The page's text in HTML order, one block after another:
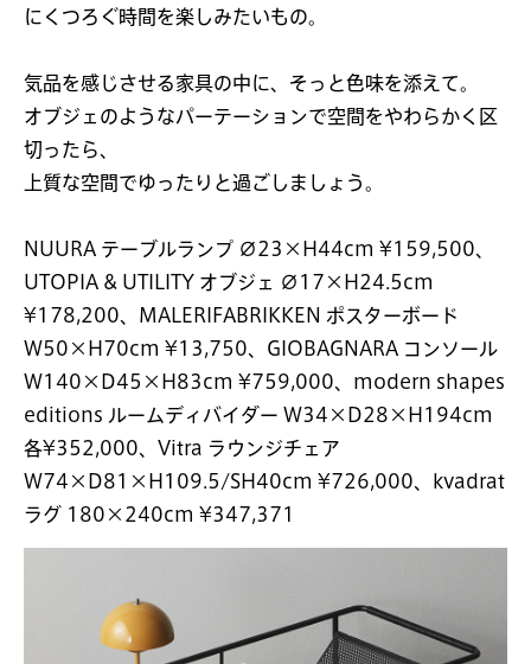
にくつろぐ時間を楽しみたいもの。
気品を感じさせる家具の中に、そっと色味を添えて。
オブジェのようなパーテーションで空間をやわらかく区
切ったら、
上質な空間でゆったりと過ごしましょう。
NUURA テーブルランプ ∅23×H44cm ¥159,500、
UTOPIA & UTILITY オブジェ ∅17×H24.5cm
¥178,200、MALERIFABRIKKEN ポスターボード
W50×H70cm ¥13,750、GIOBAGNARA コンソール
W140×D45×H83cm ¥759,000、modern shapes
editions ルームディバイダー W34×D28×H194cm
各¥352,000、Vitra ラウンジチェア
W74×D81×H109.5/SH40cm ¥726,000、kvadrat
ラグ 180×240cm ¥347,371